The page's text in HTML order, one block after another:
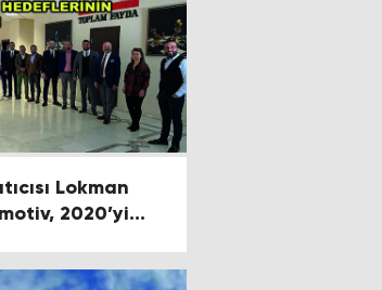
Lokman